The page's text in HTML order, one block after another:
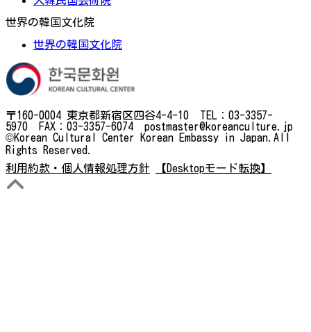
世界の韓国文化院
世界の韓国文化院
〒160-0004 東京都新宿区四谷4-4-10 TEL：03-3357-
5970 FAX：03-3357-6074 postmaster@koreanculture.jp
©Korean Cultural Center Korean Embassy in Japan.All
Rights Reserved.
利用約款・個人情報処理方針
【Desktopモード転換】